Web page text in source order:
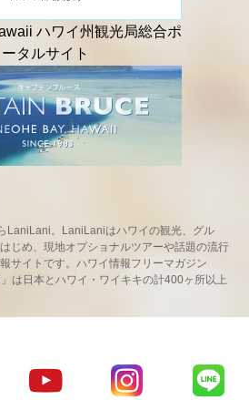
LaniLani。LaniLaniはハワイの観光、グル
じめ、現地オプショナルツアーや話題の流行
サイトです。ハワイ情報フリーマガジン
は日本とハワイ・ワイキキの計400ヶ所以上